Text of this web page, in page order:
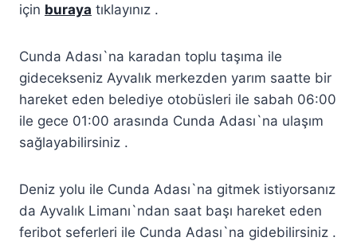
için buraya tıklayınız .
Cunda Adası`na karadan toplu taşıma ile
gidecekseniz Ayvalık merkezden yarım saatte bir
hareket eden belediye otobüsleri ile sabah 06:00
ile gece 01:00 arasında Cunda Adası`na ulaşım
sağlayabilirsiniz .
Deniz yolu ile Cunda Adası`na gitmek istiyorsanız
da Ayvalık Limanı`ndan saat başı hareket eden
feribot seferleri ile Cunda Adası`na gidebilirsiniz .